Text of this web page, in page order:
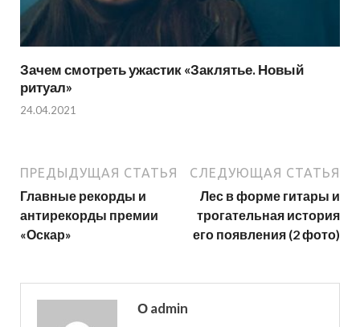
Зачем смотреть ужастик «Заклятье. Новый
ритуал»
24.04.2021
ПРЕДЫДУЩАЯ СТАТЬЯ
Главные рекорды и
антирекорды премии
«Оскар»
СЛЕДУЮЩАЯ СТАТЬЯ
Лес в форме гитары и
трогательная история
его появления (2 фото)
О admin